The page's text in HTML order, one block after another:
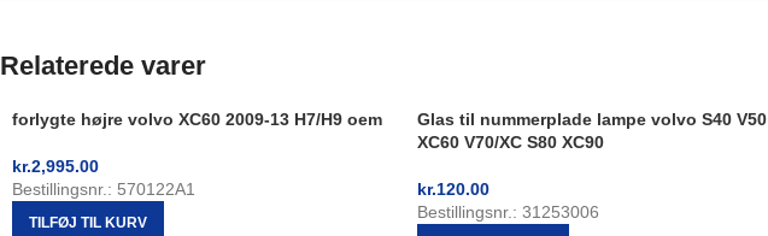
Relaterede varer
forlygte højre volvo XC60 2009-13 H7/H9 oem
kr.2,995.00
Bestillingsnr.: 570122A1
TILFØJ TIL KURV
Glas til nummerplade lampe volvo S40 V50
XC60 V70/XC S80 XC90
kr.120.00
Bestillingsnr.: 31253006